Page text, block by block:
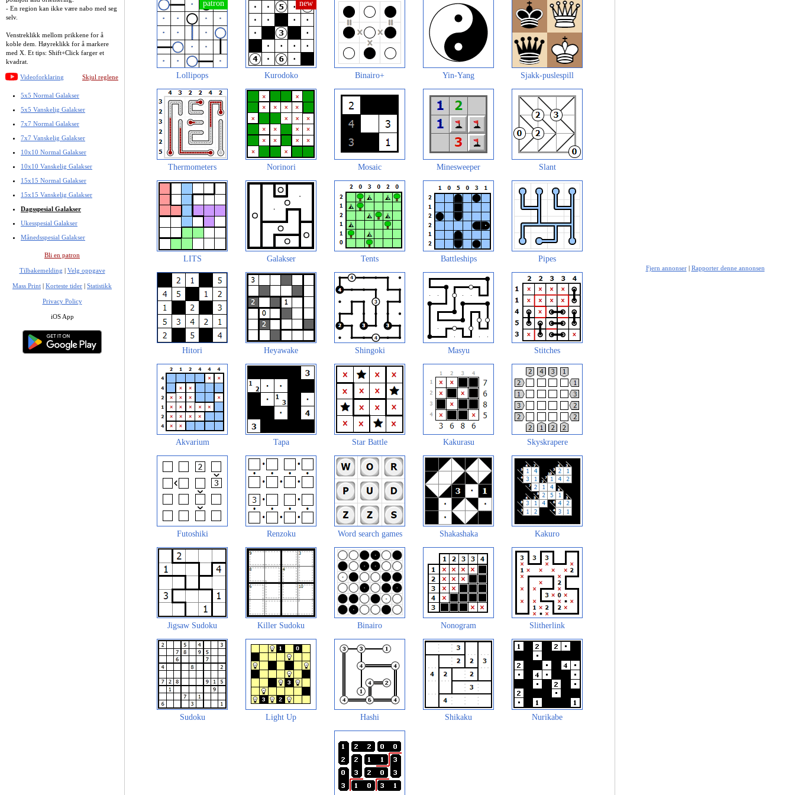
- En region kan ikke være nabo med seg
selv.
Venstreklikk mellom prikkene for å
koble dem. Høyreklikk for å markere
med X. Et tips: Shift+Click farger et
kvadrat.
Videoforklaring Skjul reglene
5x5 Normal Galakser
5x5 Vanskelig Galakser
7x7 Normal Galakser
7x7 Vanskelig Galakser
10x10 Normal Galakser
10x10 Vanskelig Galakser
15x15 Normal Galakser
15x15 Vanskelig Galakser
Dagsspesial Galakser
Ukesspesial Galakser
Månedsspesial Galakser
Bli en patron
Tilbakemelding | Velg oppgave
Mass Print | Korteste tider | Statistikk
Privacy Policy
iOS App
Lollipops Kurodoko Binairo+ Yin-Yang Sjakk-puslespill
Thermometers Norinori Mosaic Minesweeper Slant
LITS Galakser Tents Battleships Pipes
Hitori Heyawake Shingoki Masyu Stitches
Akvarium Tapa Star Battle Kakurasu Skyskrapere
Futoshiki Renzoku Word search games Shakashaka Kakuro
Jigsaw Sudoku Killer Sudoku Binairo Nonogram Slitherlink
Sudoku Light Up Hashi Shikaku Nurikabe
Fjern annonser| Rapporter denne annonsen